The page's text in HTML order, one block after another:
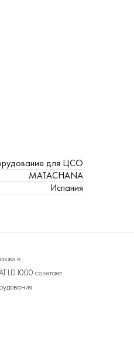
для ЦСО
MATACHANA
Испания
в
LD1000 сочетает